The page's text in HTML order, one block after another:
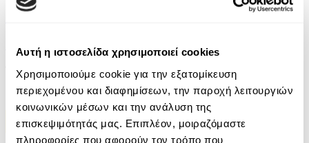
Αυτή η ιστοσελίδα χρησιμοποιεί cookies
Χρησιμοποιούμε cookie για την εξατομίκευση
περιεχομένου και διαφημίσεων, την παροχή λειτουργιών
κοινωνικών μέσων και την ανάλυση της
επισκεψιμότητάς μας. Επιπλέον, μοιραζόμαστε
πληροφορίες που αφορούν τον τρόπο που
Erik Larson
11.99€